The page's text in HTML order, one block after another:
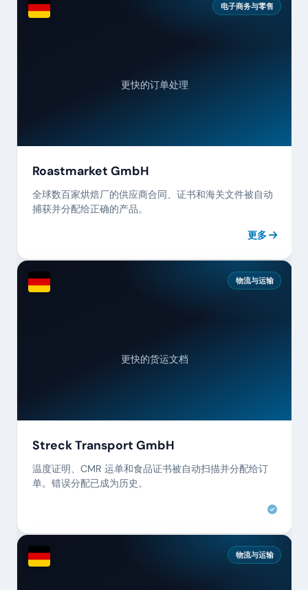
电子商务与零售
更快的订单处理
Roastmarket GmbH
全球数百家烘焙厂的供应商合同、证书和海关文件被自动
捕获并分配给正确的产品。
更多
物流与运输
更快的货运文档
Streck Transport GmbH
温度证明、CMR 运单和食品证书被自动扫描并分配给订
单。错误分配已成为历史。
物流与运输